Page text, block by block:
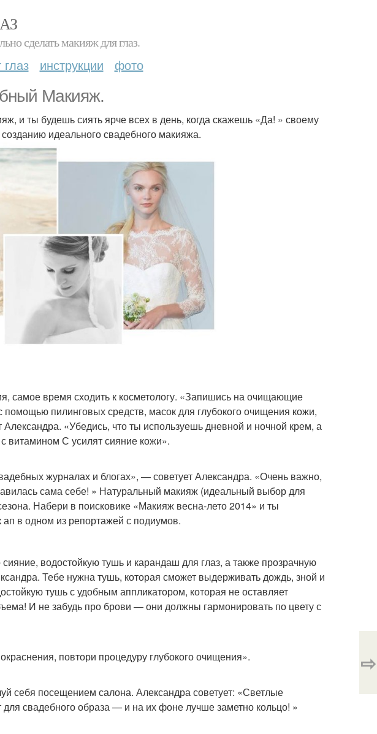
сделать макияж для глаз.
глаз инструкции фото
Макияж.
и ты будешь сиять ярче всех в день, когда скажешь «Да! » своему
идеального свадебного макияжа.
самое время сходить к косметологу. «Запишись на очищающие
пилинговых средств, масок для глубокого очищения кожи,
«Убедись, что ты используешь дневной и ночной крем, а
витамином С усилят сияние кожи».
журналах и блогах», — советует Александра. «Очень важно,
сама себе! » Натуральный макияж (идеальный выбор для
Набери в поисковике «Макияж весна-лето 2014» и ты
в одном из репортажей с подиумов.
водостойкую тушь и карандаш для глаз, а также прозрачную
Тебе нужна тушь, которая сможет выдерживать дождь, зной и
тушь с удобным аппликатором, которая не оставляет
И не забудь про брови — они должны гармонировать по цвету с
повтори процедуру глубокого очищения».
себя посещением салона. Александра советует: «Светлые
свадебного образа — и на их фоне лучше заметно кольцо! »
⇨